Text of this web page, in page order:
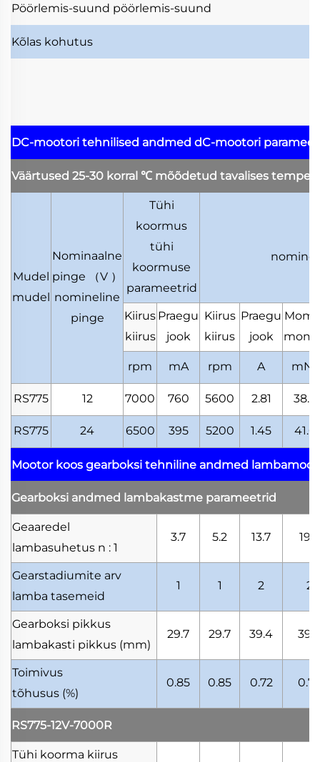
Pöörlemis-suund pöörlemis-suund
Kõlas kohutus
DC-mootori tehnilised andmed dC-mootori
Väärtused 25-30 korral ℃ mõõdetud tavalises
Mudel
mudel
Nominaalne
pinge
（V ）
nomineline
pinge
Tühi
koormus
tühi
koormuse
parameetrid
Kiirus
kiirus
Praegu
jook
Kiirus
kiirus
Praegu
jook
rpm mA rpm A
RS775 12 7000 760 5600 2.81
RS775 24 6500 395 5200 1.45
Mootor koos gearboksi tehniline andmed
Gearboksi andmed lambakastme parameetrid
Geaaredel
lambasuhetus n : 1
3.7 5.2 13.7 19.2
Gearstadiumite arv
lamba tasemeid
1 1 2 2
Gearboksi pikkus
lambakasti pikkus (mm)
29.7 29.7 39.4
Toimivus
tõhusus (%)
0.85 0.85 0.72 0.72
RS775-12V-7000R
Tühi koorma kiirus